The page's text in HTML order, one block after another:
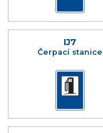
IJ7
Čerpací stanice